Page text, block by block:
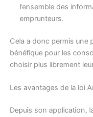
l’ensemble des
emprunteurs.
Cela a donc permis une
bénéfique pour les
choisir plus librement
Les avantages de la loi
Depuis son application,